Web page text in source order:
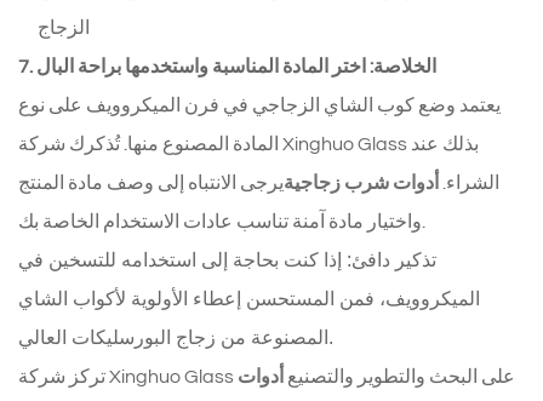
الزجاج
7. الخلاصة: اختر المادة المناسبة واستخدمها براحة البال
يعتمد وضع كوب الشاي الزجاجي في فرن الميكروويف على نوع
المادة المصنوع منها. تُذكرك شركة Xinghuo Glass بذلك عند
الشراء.
أدوات شرب زجاجيةيرجى الانتباه إلى وصف مادة المنتج
تذكير دافئ: إذا كنت بحاجة إلى استخدامه للتسخين في
الميكروويف، فمن المستحسن إعطاء الأولوية لأكواب الشاي
المصنوعة من زجاج البورسليكات العالي.
تركز شركة Xinghuo Glass على البحث والتطوير والتصنيع أدوات